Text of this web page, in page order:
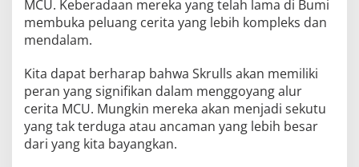
MCU. Keberadaan mereka yang telah lama di Bumi
membuka peluang cerita yang lebih kompleks dan
mendalam.
Kita dapat berharap bahwa Skrulls akan memiliki
peran yang signifikan dalam menggoyang alur
cerita MCU. Mungkin mereka akan menjadi sekutu
yang tak terduga atau ancaman yang lebih besar
dari yang kita bayangkan.